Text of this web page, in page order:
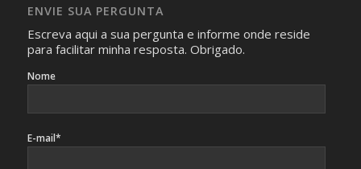
identificação da pessoa fotografada.
ENVIE SUA PERGUNTA
Escreva aqui a sua pergunta e informe onde reside
para facilitar minha resposta. Obrigado.
Nome
E-mail*